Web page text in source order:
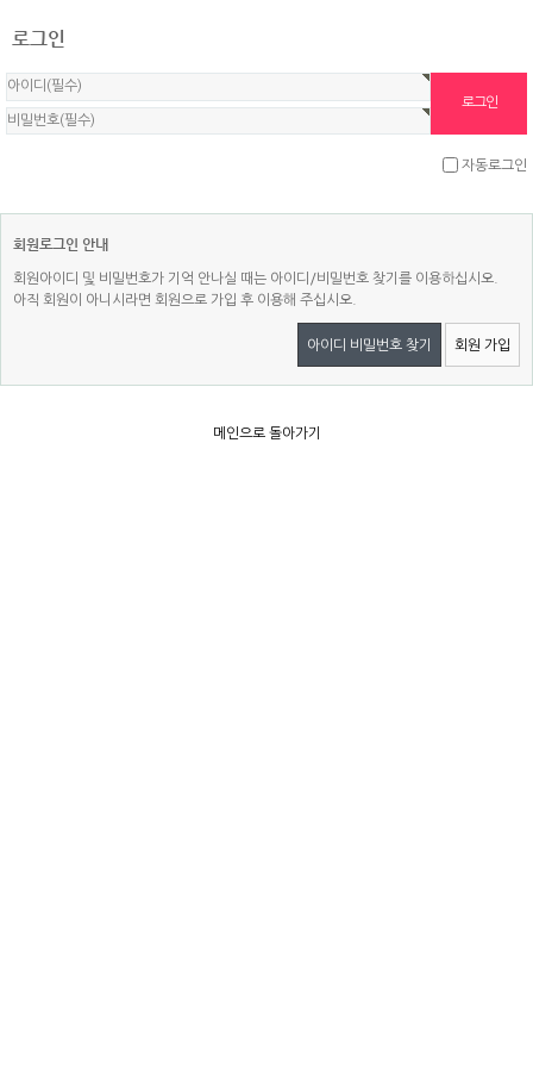
로그인
자동로그인
회원로그인 안내
회원아이디 및 비밀번호가 기억 안나실 때는 아이디/비밀번호 찾기를 이용하십시오.
아직 회원이 아니시라면 회원으로 가입 후 이용해 주십시오.
아이디 비밀번호 찾기 회원 가입
메인으로 돌아가기